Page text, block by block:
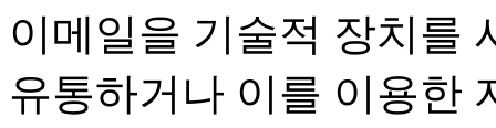
이메일을 기술적 장치를
유통하거나 이를 이용한